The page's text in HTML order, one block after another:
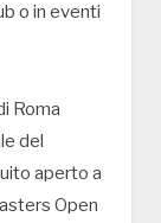
o in eventi
Roma
del
aperto a
Open